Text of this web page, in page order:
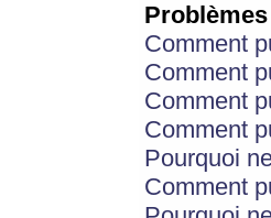
Comment
Comment
Comment
Comment
Pourquoi
Comment